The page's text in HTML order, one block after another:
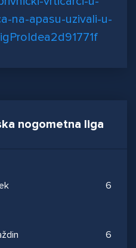
na-apasu-uzivali-u-
nogometna liga
6
6